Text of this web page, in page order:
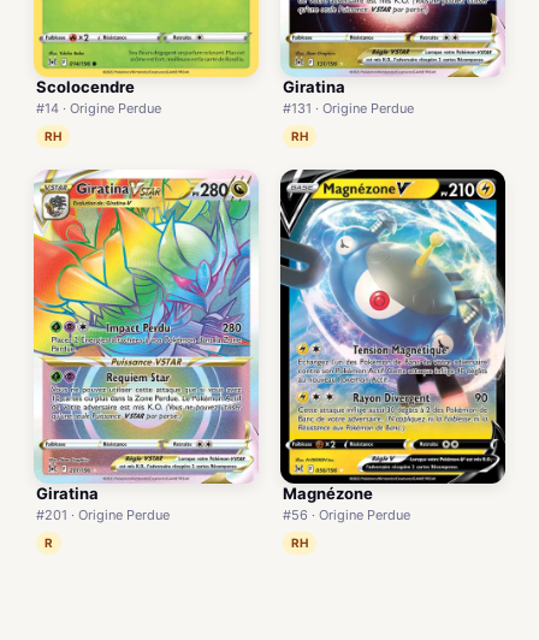
Scolocendre
#14 · Origine Perdue
RH
Giratina
#131 · Origine Perdue
RH
Giratina
#201 · Origine Perdue
R
Magnézone
#56 · Origine Perdue
RH